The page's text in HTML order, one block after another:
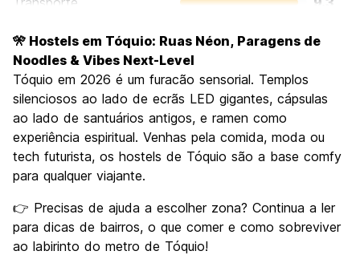
Cultura
Festas / vida noturna
Custo-beneficio
7.5
🎌 Hostels em Tóquio: Ruas Néon, Paragens de
Noodles & Vibes Next-Level
Tóquio em 2026 é um furacão sensorial. Templos
silenciosos ao lado de ecrãs LED gigantes, cápsulas
ao lado de santuários antigos, e ramen como
experiência espiritual. Venhas pela comida, moda ou
tech futurista, os hostels de Tóquio são a base comfy
para qualquer viajante.
👉 Precisas de ajuda a escolher zona? Continua a ler
para dicas de bairros, o que comer e como sobreviver
ao labirinto do metro de Tóquio!